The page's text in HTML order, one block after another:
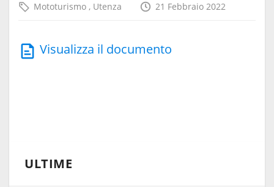
Mototurismo , Utenza 21 Febbraio 2022
Visualizza il documento
ULTIME